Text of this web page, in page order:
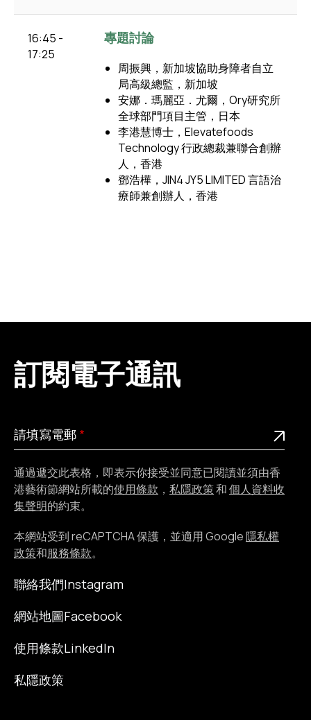
16:45 -
17:25
專題討論
周振興，新加坡協助身障者自立
局高級總監，新加坡
安娜．瑪麗亞．尤爾，Ory研究所
全球部門項目主管，日本
李港慧博士，Elevatefoods
Technology 行政總裁兼聯合創辦
人，香港
鄧浩樺，JIN4 JY5 LIMITED 言語治
療師兼創辦人，香港
訂閱電子通訊
請
填
寫
電
郵
此為必填欄位
請填寫電郵
通過遞交此表格，即表示你接受並同意已閱讀並須由香
港藝術節網站所載的使用條款 ， 私隱政策和個人資料收
集聲明的約束。
本網站受到 reCAPTCHA 保護，並適用 Google隱私權
政策和服務條款。
聯絡我們
網站地圖
使用條款
私隱政策
Instagram
Facebook
LinkedIn